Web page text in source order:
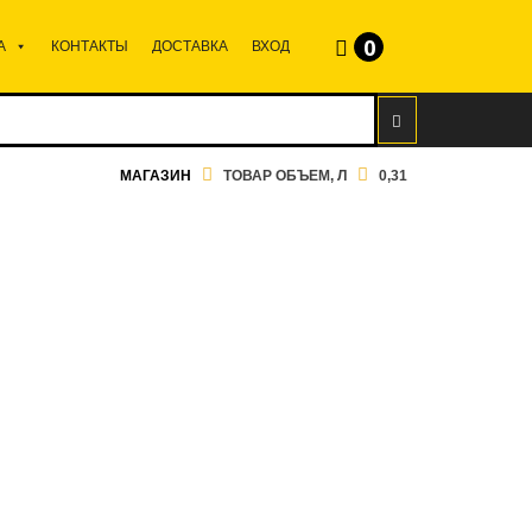
КОНТАКТЫ ДОСТАВКА ВХОД 0
МАГАЗИН ТОВАР ОБЪЕМ, Л 0,31